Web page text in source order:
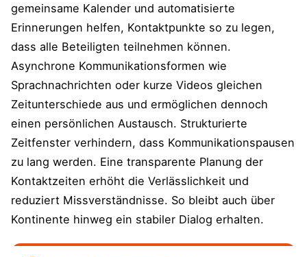
gemeinsame Kalender und automatisierte
Erinnerungen helfen, Kontaktpunkte so zu legen,
dass alle Beteiligten teilnehmen können.
Asynchrone Kommunikationsformen wie
Sprachnachrichten oder kurze Videos gleichen
Zeitunterschiede aus und ermöglichen dennoch
einen persönlichen Austausch. Strukturierte
Zeitfenster verhindern, dass Kommunikationspausen
zu lang werden. Eine transparente Planung der
Kontaktzeiten erhöht die Verlässlichkeit und
reduziert Missverständnisse. So bleibt auch über
Kontinente hinweg ein stabiler Dialog erhalten.